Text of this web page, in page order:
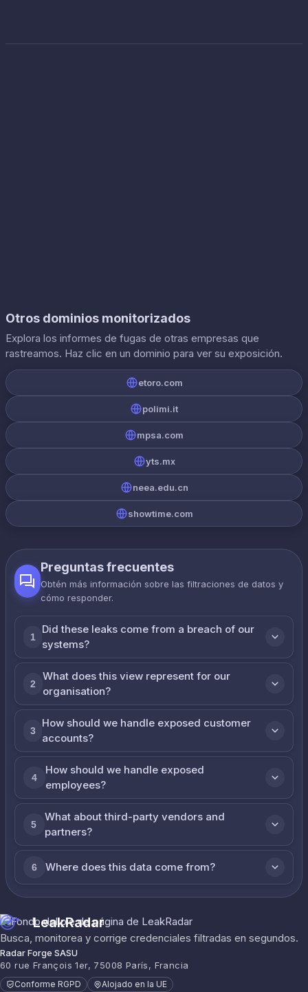
Otros dominios monitorizados
Explora los informes de fugas de otras empresas que
rastreamos. Haz clic en un dominio para ver su exposición.
etoro.com
polimi.it
mpsa.com
yts.mx
neea.edu.cn
showtime.com
Preguntas frecuentes
Obtén más información sobre las filtraciones de datos y
cómo responder.
1
Did these leaks come from a breach of our
systems?
2
What does this view represent for our
organisation?
3
How should we handle exposed customer
accounts?
4
How should we handle exposed
employees?
5
What about third-party vendors and
partners?
6 Where does this data come from?
LeakRadar
Busca, monitorea y corrige credenciales filtradas en segundos.
Radar Forge SASU
60 rue François 1er, 75008 París, Francia
Conforme RGPD Alojado en la UE